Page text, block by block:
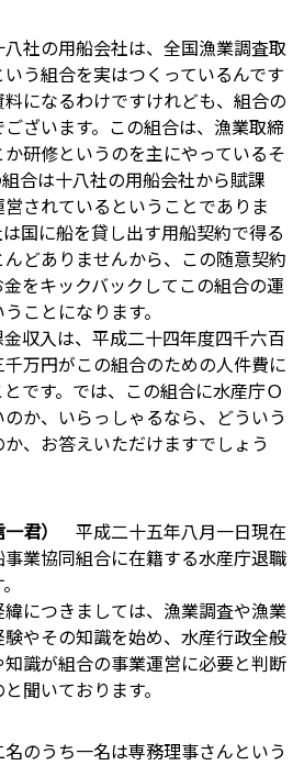
社の用船会社は、全国漁業調査取
う組合を実はつくっているんです
になるわけですけれども、組合の
ざいます。この組合は、漁業取締
研修というのを主にやっているそ
合は十八社の用船会社から賦課
されているということでありま
国に船を貸し出す用船契約で得る
どありませんから、この随意契約
をキックバックしてこの組合の運
ことになります。
収入は、平成二十四年度四千六百
万円がこの組合のための人件費に
です。では、この組合に水産庁Ｏ
か、いらっしゃるなら、どういう
、お答えいただけますでしょう
君）
平成二十五年八月一日現在
業協同組合に在籍する水産庁退職
につきましては、漁業調査や漁業
やその知識を始め、水産行政全般
識が組合の事業運営に必要と判断
聞いております。
のうち一名は専務理事さんという